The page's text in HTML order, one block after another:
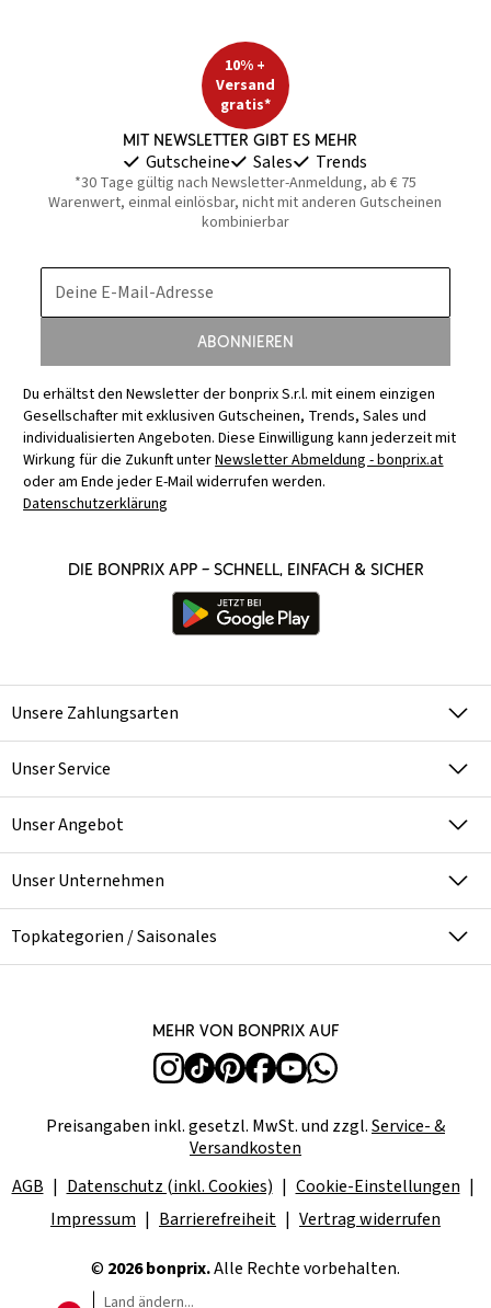
10% +
Versand
gratis*
Mit Newsletter gibt es mehr
Gutscheine Sales Trends
*30 Tage gültig nach Newsletter-Anmeldung, ab € 75
Warenwert, einmal einlösbar, nicht mit anderen Gutscheinen
kombinierbar
Deine E-Mail-Adresse
Abonnieren
Du erhältst den Newsletter der bonprix S.r.l. mit einem einzigen
Gesellschafter mit exklusiven Gutscheinen, Trends, Sales und
individualisierten Angeboten. Diese Einwilligung kann jederzeit mit
Wirkung für die Zukunft unterNewsletter Abmeldung - bonprix.at
oder am Ende jeder E-Mail widerrufen werden.
Datenschutzerklärung
Die bonprix App – schnell, einfach & sicher
Unsere Zahlungsarten
Unser Service
Unser Angebot
Unser Unternehmen
Topkategorien / Saisonales
Mehr von bonprix auf
Preisangaben inkl. gesetzl. MwSt. und zzgl.Service- &
Versandkosten
AGB
Datenschutz (inkl. Cookies)
Cookie-Einstellungen
Impressum
Barrierefreiheit Vertrag widerrufen
© 2026 bonprix.Alle Rechte vorbehalten.
Land ändern...